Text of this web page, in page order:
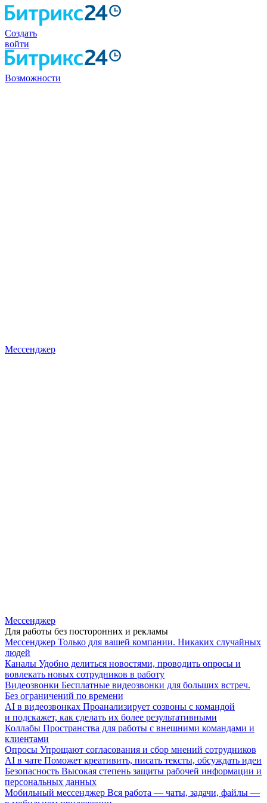
Создать
войти
Возможности
Мессенджер
Мессенджер
Для работы без посторонних и рекламы
Мессенджер Только для вашей компании. Никаких случайных
людей
Каналы Удобно делиться новостями, проводить опросы и
вовлекать новых сотрудников в работу
Видеозвонки Бесплатные видеозвонки для больших встреч.
Без ограничений по времени
AI в видеозвонках Проанализирует созвоны с командой
и подскажет, как сделать их более результативными
Коллабы Пространства для работы с внешними командами и
клиентами
Опросы Упрощают согласования и сбор мнений сотрудников
AI в чате Поможет креативить, писать тексты, обсуждать идеи
Безопасность Высокая степень защиты рабочей информации и
персональных данных
Мобильный мессенджер Вся работа — чаты, задачи, файлы —